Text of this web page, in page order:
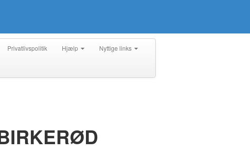
Privatlivspolitik Hjælp Nyttige links